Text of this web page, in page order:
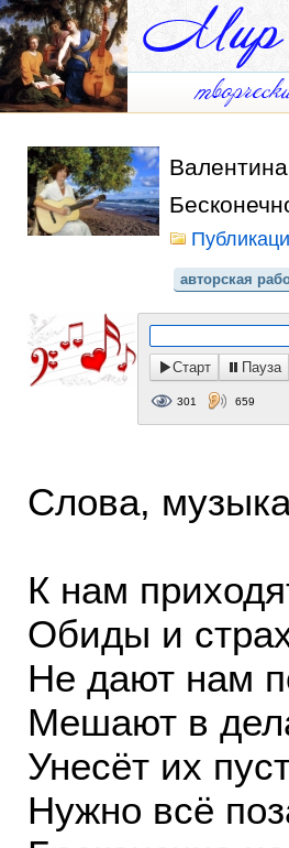
авторская
Старт Пауза
301 659
Слова,
К нам
Обиды и
Не дают нам
Мешают в
Унесёт их
Нужно всё